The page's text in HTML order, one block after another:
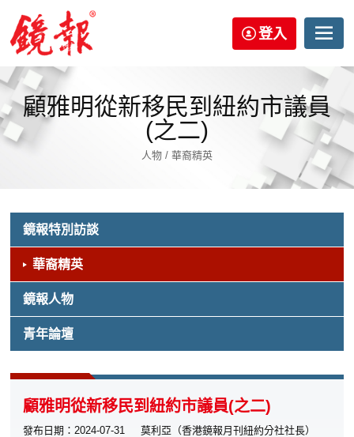
登入
顧雅明從新移民到紐約市議員
(之二)
人物 / 華裔精英
鏡報特別訪談
華裔精英
鏡報人物
青年論壇
顧雅明從新移民到紐約市議員(之二)
發布日期：2024-07-31
莫利亞（香港鏡報月刊紐約分社社長）